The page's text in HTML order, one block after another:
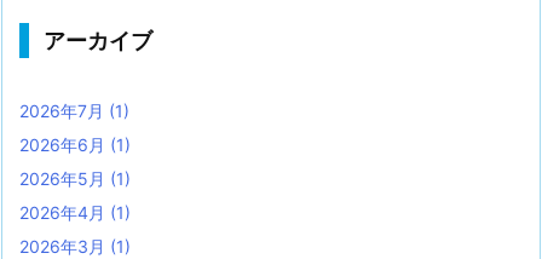
アーカイブ
2026年7月 (1)
2026年6月 (1)
2026年5月 (1)
2026年4月 (1)
2026年3月 (1)